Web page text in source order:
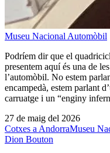
Museu Nacional Automòbil
Podríem dir que el
presentem aquí és una de
l’automòbil. No estem
encampedà, estem parlant
carruatge i un “enginy
27 de maig del 2026
Cotxes a AndorraMuseu
Dion Bouton